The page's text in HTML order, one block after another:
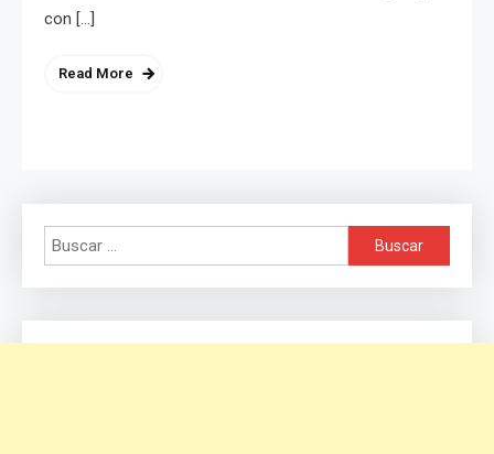
con […]
Read More
Buscar: